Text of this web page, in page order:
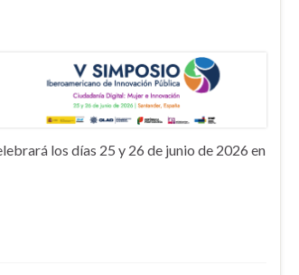
los días 25 y 26 de junio de 2026 en